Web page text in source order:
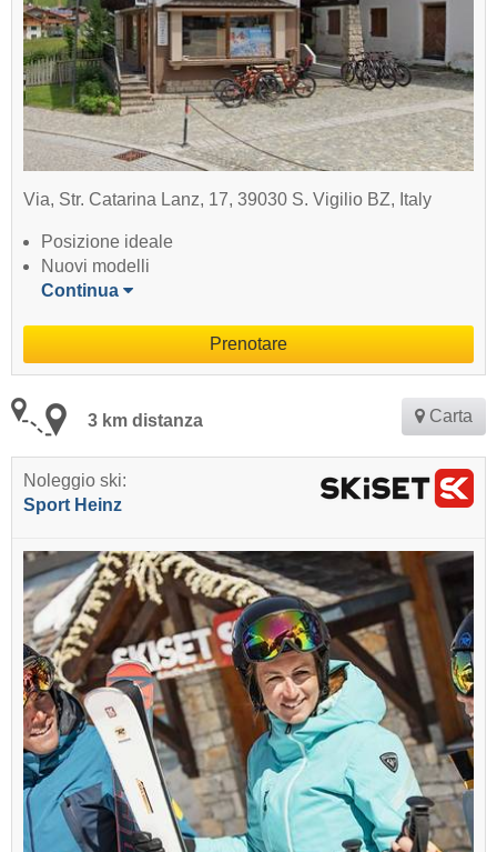
Via, Str. Catarina Lanz, 17, 39030 S. Vigilio BZ, Italy
Posizione ideale
Nuovi modelli
Continua
Prenotare
3 km distanza Carta
Noleggio ski:
Sport Heinz